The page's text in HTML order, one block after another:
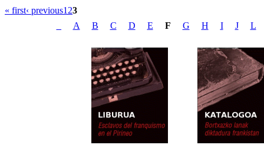
« first‹ previous1 23
A B C D E F G H I J L